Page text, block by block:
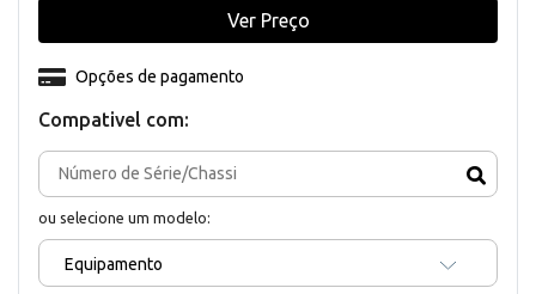
Compativel com:
ou selecione um modelo:
Equipamento
Opções de pagamento
Ver Preço